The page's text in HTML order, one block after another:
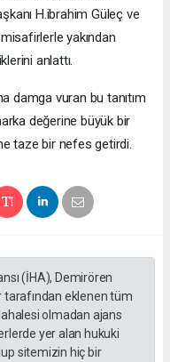
H.ibrahim Güleç ve
yakından
anlattı.
damga vuran bu tanıtım
değerine büyük bir
taze bir nefes getirdi.
(İHA), Demirören
tarafından eklenen tüm
olmadan ajans
yer alan hukuki
sitemizin hiç bir